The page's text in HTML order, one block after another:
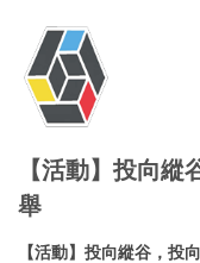
【活動】投向
舉
【活動】投向縱谷，投